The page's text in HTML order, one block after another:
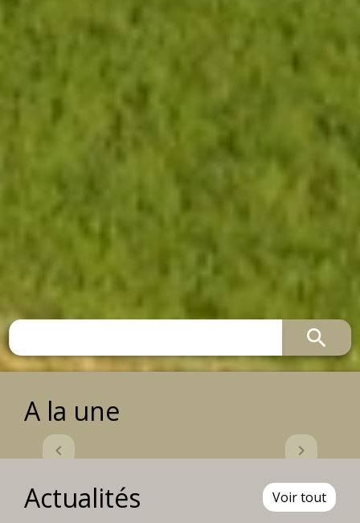
search
A la une
chevron_left Previous chevron_right
Actualités Voir tout